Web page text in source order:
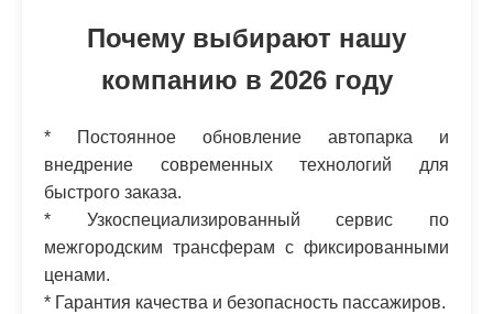
Почему выбирают нашу
компанию в 2026 году
* Постоянное обновление автопарка и
внедрение современных технологий для
быстрого заказа.
* Узкоспециализированный сервис по
межгородским трансферам с фиксированными
ценами.
* Гарантия качества и безопасность пассажиров.